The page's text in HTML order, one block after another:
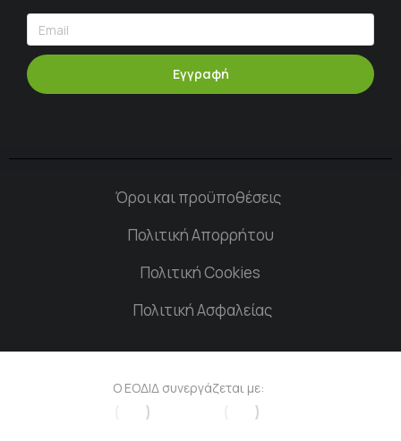
Εγγραφή
Όροι και προϋποθέσεις
Πολιτική Απορρήτου
Πολιτική Cookies
Πολιτική Ασφαλείας
Ο ΕΟΔΙΔ συνεργάζεται με: